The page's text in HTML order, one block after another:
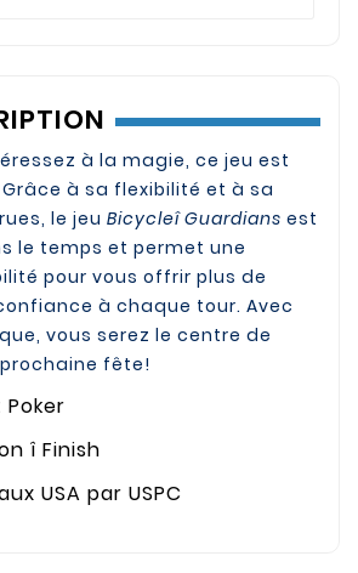
à la magie, ce jeu est
à sa flexibilité et à sa
le jeu Bicycleî Guardians est
le temps et permet une
pour vous offrir plus de
à chaque tour. Avec
vous serez le centre de
fête!
î Finish
USA par USPC